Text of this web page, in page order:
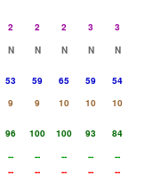
2 2 2 3
3
N N N N
N
53 59 65 59
54
9 9 10 10
10
96 100 100 93
84
-- -- -- --
--
-- -- -- -- --